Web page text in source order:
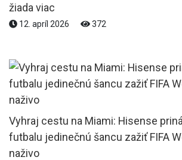
žiada viac
12. apríl 2026 372
Vyhraj cestu na Miami: Hisense
futbalu jedinečnú šancu zažiť FIFA
naživo